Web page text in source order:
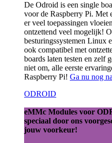
De Odroid is een single
voor de Raspberry Pi. Met
er veel toepassingen
ontzettend veel mogelijk!
besturingssystemen Linux
ook compatibel met
boards laten testen en zelf
niet om, alle eerste
Raspberry Pi! Ga nu nog
ODROID
eMMc Modules voor
speciaal door ons
jouw voorkeur!